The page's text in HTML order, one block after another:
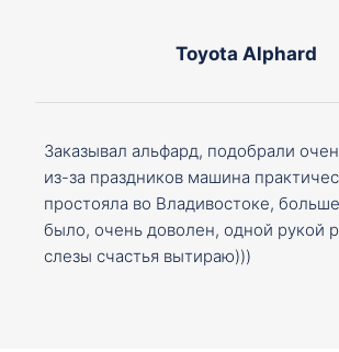
Toyota Alphard
Заказывал альфард, подобрали
из-за праздников машина
простояла во Владивостоке,
было, очень доволен, одной рукой
слезы счастья вытираю)))